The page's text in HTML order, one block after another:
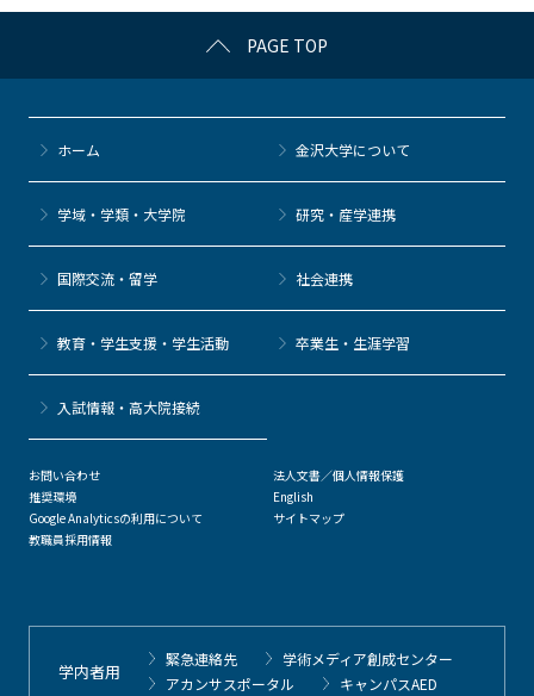
c
e
b
o
o
k
itt
er
c
k
et
e
n
a
e
PAGE TOP
ホーム 金沢大学について
学域・学類・大学院 研究・産学連携
国際交流・留学 社会連携
教育・学生支援・学生活動 卒業生・生涯学習
⼊試情報・高大院接続
お問い合わせ
推奨環境
Google Analyticsの利用について
教職員採用情報
法人文書／個人情報保護
English
サイトマップ
学内者用
緊急連絡先
学術メディア創成センター
アカンサスポータル
キャンパスAED